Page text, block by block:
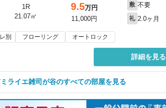
1R
21.07㎡
9.5万円
11,000円
敷 不要
礼 2.0ヶ月
別 フローリング オートロック
詳細を見る
ライエ雑司が谷のすべての部屋を見る